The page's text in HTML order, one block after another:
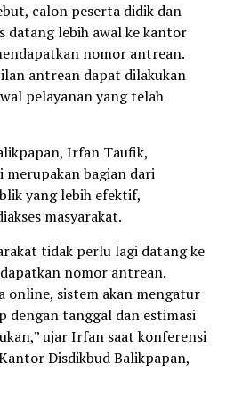
calon peserta didik dan
datang lebih awal ke kantor
nomor antrean.
antrean dapat dilakukan
pelayanan yang telah
Irfan Taufik,
merupakan bagian dari
yang lebih efektif,
masyarakat.
tidak perlu lagi datang ke
nomor antrean.
online, sistem akan mengatur
dengan tanggal dan estimasi
ujar Irfan saat konferensi
Disdikbud Balikpapan,